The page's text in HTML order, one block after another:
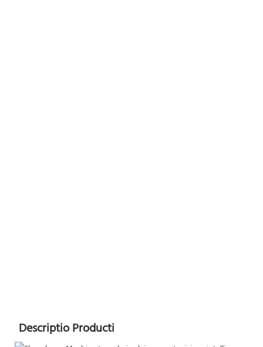
Descriptio Producti